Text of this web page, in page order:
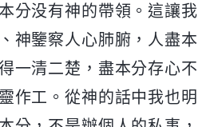
分没有神的帶領。這讓我
神鑒察人心肺腑，人盡本
一清二楚，盡本分存心不
作工。從神的話中我也明